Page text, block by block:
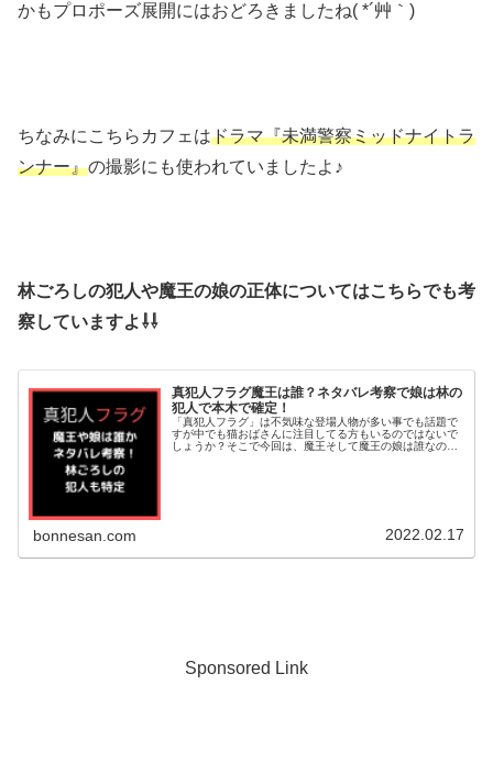
かもプロポーズ展開にはおどろきましたね( *´艸｀)
ちなみにこちらカフェはドラマ『未満警察ミッドナイトラ
ンナー』の撮影にも使われていましたよ♪
林ごろしの犯人や魔王の娘の正体についてはこちらでも考
察していますよ⇩⇩
真犯人フラグ魔王は誰？ネタバレ考察で娘は林の
犯人で本木で確定！
「真犯人フラグ」は不気味な登場人物が多い事でも話題で
すが中でも猫おばさんに注目してる方もいるのではないで
しょうか？そこで今回は、魔王そして魔王の娘は誰なの
bonnesan.com 2022.02.17
Sponsored Link